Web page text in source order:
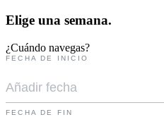
Elige una semana.
¿Cuándo navegas?
FECHA DE INICIO
FECHA DE FIN